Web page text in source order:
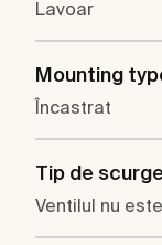
Lavoar
Mounting
Încastrat
Tip de
Ventilul nu